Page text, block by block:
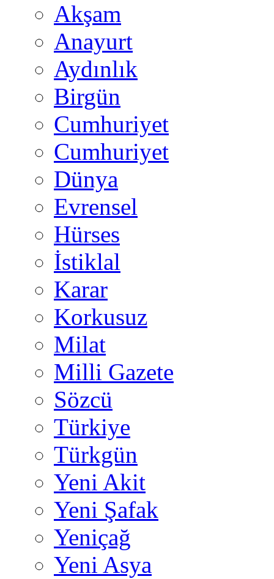
Akşam
Anayurt
Aydınlık
Birgün
Cumhuriyet
Cumhuriyet
Dünya
Evrensel
Hürses
İstiklal
Karar
Korkusuz
Milat
Milli Gazete
Sözcü
Türkiye
Türkgün
Yeni Akit
Yeni Şafak
Yeniçağ
Yeni Asya